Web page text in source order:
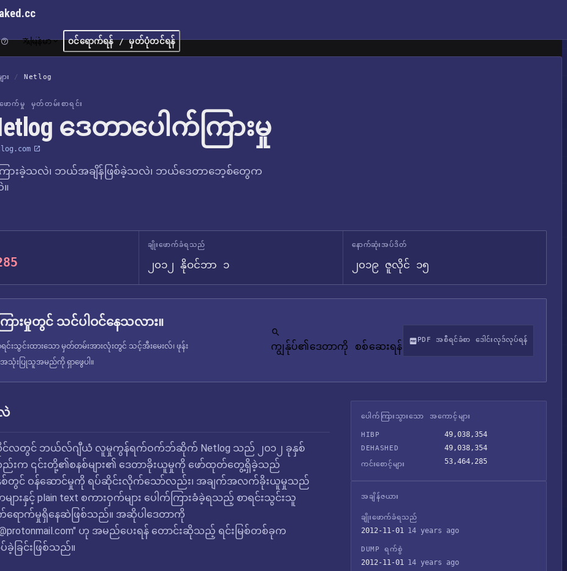
မြန်မာ ဝင်ရောက်ရန် / မှတ်ပုံတင်ရန်
း / Netlog
ဖောက်မှု မှတ်တမ်းစာရင်း
ဒေတာပေါက်ကြားမှု
ြားခဲ့သလဲ၊ ဘယ်အချိန်ဖြစ်ခဲ့သလဲ၊ ဘယ်ဒေတာဘေ့စ်တွေက
ချိုးဖောက်ခံရသည်
၂၀၁၂ နိုဝင်ဘာ ၁
နောက်ဆုံးအပ်ဒိတ်
၂၀၁၉ ဇူလိုင် ၁၅
ားမှုတွင် သင်ပါဝင်နေသလား။
စာရင်းသွင်းထားသော မှတ်တမ်းအားလုံးတွင် သင့်အီးမေးလ်၊ ဖုန်း
သုံးပြုသူအမည်ကို ရှာဖွေပါ။
ကျွန်ုပ်၏ဒေတာကို စစ်ဆေးရန်
PDF အစီရင်ခံစာ ဒေါင်းလုဒ်လုပ်ရန်
လိုင်လတွင် ဘယ်လ်ဂျီယံ လူမှုကွန်ရက်ဝက်ဘ်ဆိုက် Netlog သည် ၂၀၁၂ ခုနှစ်
က ၎င်းတို့၏စနစ်များ၏ ဒေတာခိုးယူမှုကို ဖော်ထုတ်တွေ့ရှိခဲ့သည်
ခုနှစ်တွင် ဝန်ဆောင်မှုကို ရပ်ဆိုင်းလိုက်သော်လည်း၊ အချက်အလက်ခိုးယူမှုသည်
ျားနှင့် plain text စကားဝှက်များ ပေါက်ကြားခံခဲ့ရသည့် စာရင်းသွင်းသူ
ောက်မှုရှိနေဆဲဖြစ်သည်။ အဆိုပါဒေတာကို
" ဟု အမည်ပေးရန် တောင်းဆိုသည့် ရင်းမြစ်တစ်ခုက
ခဲ့ခြင်းဖြစ်သည်။
ပေါက်ကြားသွားသော အကောင့်များ
HIBP 49,038,354
DEHASHED 49,038,354
ကင်းစောင့်များ 53,464,285
အချိန်ဇယား
ချိုးဖောက်ခံရသည်
2012-11-01 14 years ago
DUMP ရက်စွဲ
2012-11-01 14 years ago